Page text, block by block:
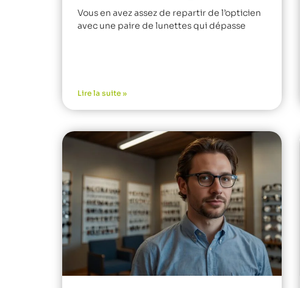
Vous en avez assez de repartir de l’opticien
avec une paire de lunettes qui dépasse
Lire la suite »